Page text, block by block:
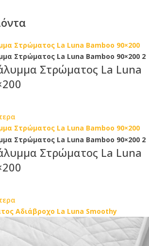
Στρώματος La Luna
Στρώματος La Luna